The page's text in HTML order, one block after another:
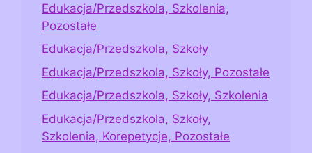
Edukacja/Przedszkola, Szkolenia,
Pozostałe
Edukacja/Przedszkola, Szkoły
Edukacja/Przedszkola, Szkoły, Pozostałe
Edukacja/Przedszkola, Szkoły, Szkolenia
Edukacja/Przedszkola, Szkoły,
Szkolenia, Korepetycje, Pozostałe